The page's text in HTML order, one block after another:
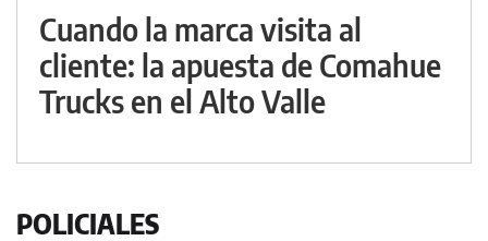
Cuando la marca visita al
cliente: la apuesta de Comahue
Trucks en el Alto Valle
POLICIALES